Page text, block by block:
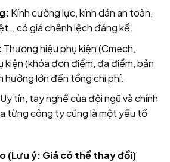
Kính cường lực, kính dán an toàn,
có giá chênh lệch đáng kể.
Thương hiệu phụ kiện (Cmech,
kiện (khóa đơn điểm, đa điểm, bản
hưởng lớn đến tổng chi phí.
Uy tín, tay nghề của đội ngũ và chính
từng công ty cũng là một yếu tố
(Lưu ý: Giá có thể thay đổi)